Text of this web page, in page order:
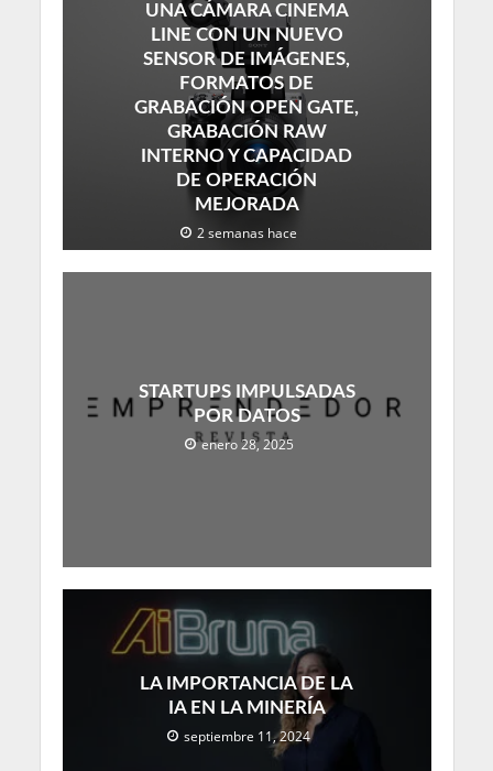
UNA CÁMARA CINEMA
LINE CON UN NUEVO
SENSOR DE IMÁGENES,
FORMATOS DE
GRABACIÓN OPEN GATE,
GRABACIÓN RAW
INTERNO Y CAPACIDAD
DE OPERACIÓN
MEJORADA
2 semanas hace
STARTUPS IMPULSADAS
POR DATOS
enero 28, 2025
LA IMPORTANCIA DE LA
IA EN LA MINERÍA
septiembre 11, 2024